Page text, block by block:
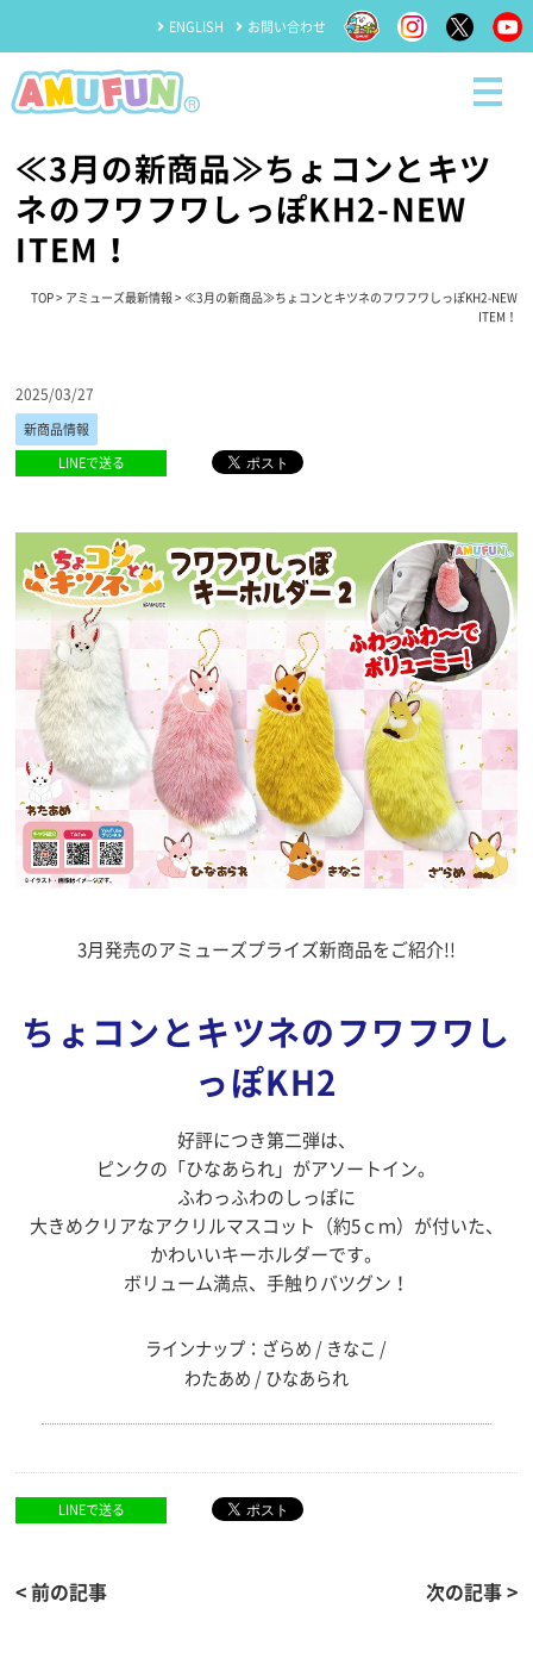
ENGLISH お問い合わせ
≪3月の新商品≫ちょコンとキツ
ネのフワフワしっぽKH2-NEW
ITEM！
TOP> アミューズ最新情報> ≪3月の新商品≫ちょコンとキツネのフワフワしっぽKH2-NEW
ITEM！
2025/03/27
新商品情報
LINEで送る
3月発売のアミューズプライズ新商品をご紹介!!
ちょコンとキツネのフワフワし
っぽKH2
好評につき第二弾は、
ピンクの「ひなあられ」がアソートイン。
ふわっふわのしっぽに
大きめクリアなアクリルマスコット（約5ｃｍ）が付いた、
かわいいキーホルダーです。
ボリューム満点、手触りバツグン！
ラインナップ：ざらめ / きなこ /
わたあめ / ひなあられ
LINEで送る
< 前の記事 次の記事 >